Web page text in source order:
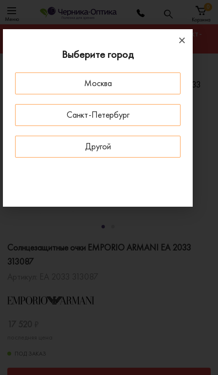
Выберите город
Москва
Санкт-Петербург
Другой
Меню Корзина
0
Гарантируем лучшую цену на любую оправу в Санкт-
Главная
Солнцезащитные очки
Солнцезащитные очки EMPORIO ARMANI EA 2033
Солнцезащитные очки EMPORIO ARMANI EA 2033
313087
ПОД ЗАКАЗ